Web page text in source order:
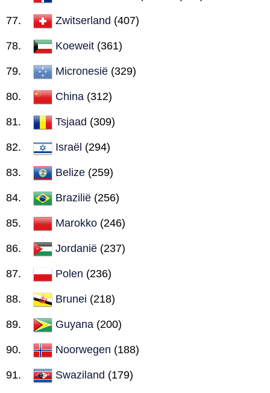
Zwitserland (407)
Koeweit (361)
Micronesië (329)
China (312)
Tsjaad (309)
Israël (294)
Belize (259)
Brazilië (256)
Marokko (246)
Jordanië (237)
Polen (236)
Brunei (218)
Guyana (200)
Noorwegen (188)
Swaziland (179)